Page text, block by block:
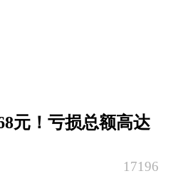
元！亏损总额高达
17196